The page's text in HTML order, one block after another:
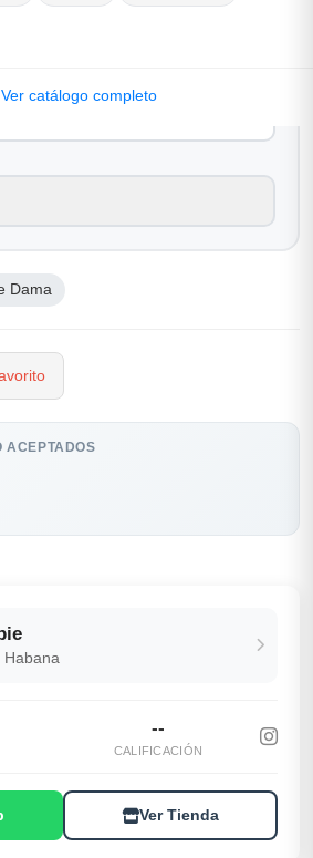
Ver catálogo completo
Dama
ACEPTADOS
Habana
--
CALIFICACIÓN
Ver Tienda